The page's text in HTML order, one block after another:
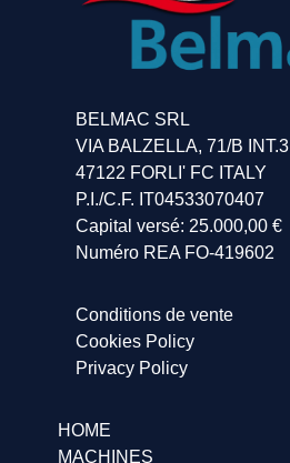
BELMAC SRL
VIA BALZELLA, 71/B INT.3
47122 FORLI' FC ITALY
P.I./C.F. IT04533070407
Capital versé: 25.000,00 €
Numéro REA FO-419602
Conditions de vente
Cookies Policy
Privacy Policy
HOME
MACHINES